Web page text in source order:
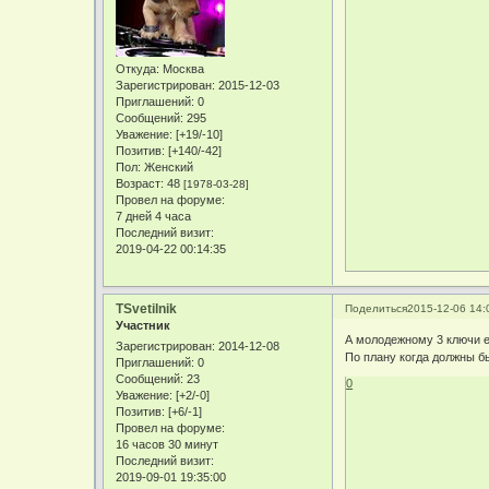
Откуда: Москва
Зарегистрирован: 2015-12-03
Приглашений: 0
Сообщений: 295
Уважение: [+19/-10]
Позитив: [+140/-42]
Пол: Женский
Возраст: 48[1978-03-28]
Провел на форуме:
7 дней 4 часа
Последний визит:
2019-04-22 00:14:35
Поделиться2015-12-06
TSvetilnik
Участник
Зарегистрирован: 2014-12-08
Приглашений: 0
Сообщений: 23
Уважение: [+2/-0]
Позитив: [+6/-1]
Провел на форуме:
16 часов 30 минут
Последний визит:
2019-09-01 19:35:00
А молодежному 3 ключи
По плану когда должны
0